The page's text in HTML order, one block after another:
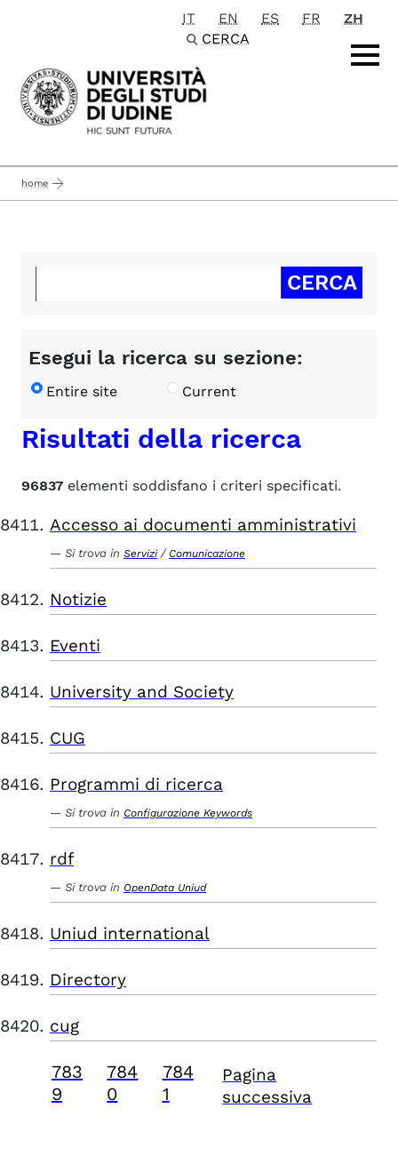
Passa al contenuto principale
IT EN ES FR
ZH
CERCA
home
Esegui la ricerca su sezione:
Entire site Current
Risultati della ricerca
96837 elementi soddisfano i criteri specificati.
Accesso ai documenti amministrativi
Si trova in Servizi / Comunicazione
Notizie
Eventi
University and Society
CUG
Programmi di ricerca
Si trova in Configurazione Keywords
rdf
Si trova in OpenData Uniud
Uniud international
Directory
cug
783
9
784
0
784
1
Pagina
successiva